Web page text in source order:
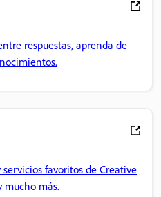
respuestas, aprenda de
favoritos de Creative
mucho más.